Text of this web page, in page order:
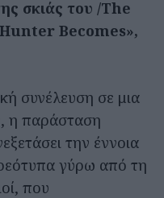
σκιάς του /The
Becomes»,
συνέλευση σε μια
η παράσταση
την έννοια
γύρω από τη
που